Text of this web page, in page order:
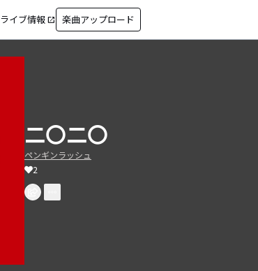
ライブ情報 open_in_new 楽曲アップロード
二〇二〇
ペンギンラッシュ
2